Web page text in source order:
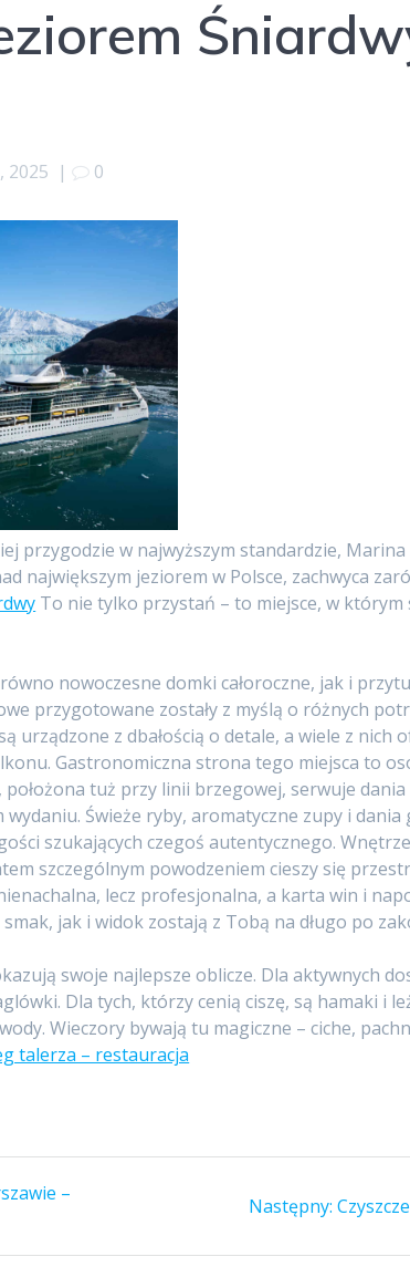
2025 | 0
przygodzie w najwyższym standardzie, Marina
największym jeziorem w Polsce, zachwyca
To nie tylko przystań – to miejsce, w
nowoczesne domki całoroczne, jak i
przygotowane zostały z myślą o różnych
urządzone z dbałością o detale, a wiele z nich
Gastronomiczna strona tego miejsca to
położona tuż przy linii brzegowej, serwuje
Świeże ryby, aromatyczne zupy i dania
szukających czegoś autentycznego.
szczególnym powodzeniem cieszy się
lecz profesjonalna, a karta win i
jak i widok zostają z Tobą na długo po
swoje najlepsze oblicze. Dla aktywnych
Dla tych, którzy cenią ciszę, są hamaki i
Wieczory bywają tu magiczne – ciche,
talerza – restauracja
–
Następny: